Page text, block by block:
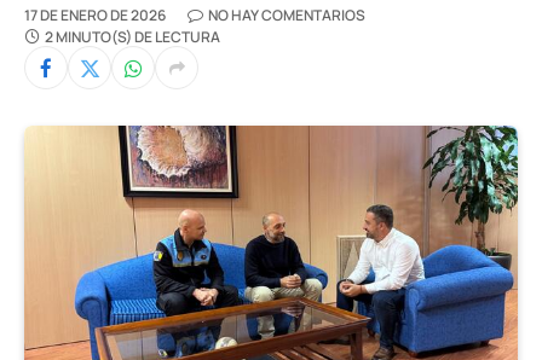
17 DE ENERO DE 2026
NO HAY COMENTARIOS
2 MINUTO(S) DE LECTURA